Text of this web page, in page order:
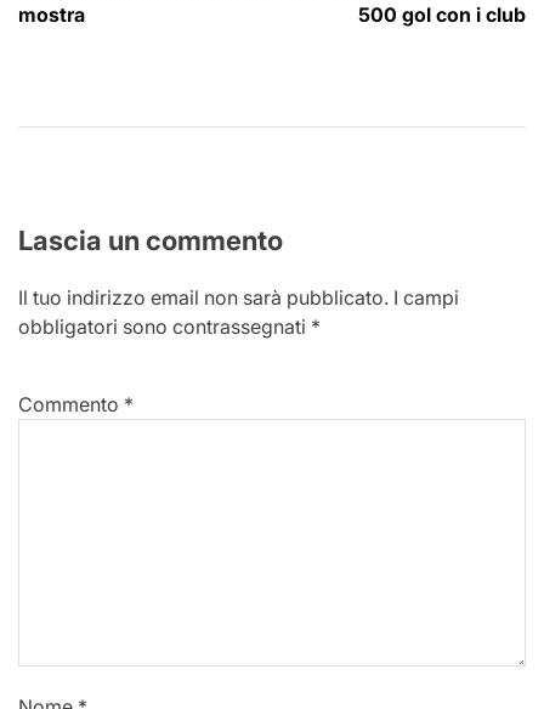
mostra
500 gol con i club
Lascia un commento
Il tuo indirizzo email non sarà pubblicato. I campi
obbligatori sono contrassegnati *
Commento *